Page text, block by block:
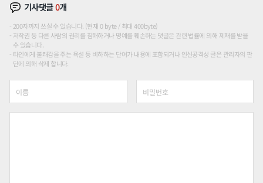
기사댓글0개
200자까지 쓰실 수 있습니다. (현재 0 byte / 최대 400byte)
저작권 등 다른 사람의 권리를 침해하거나 명예를 훼손하는 댓글은 관련 법률에 의해 제재를 받을
수 있습니다.
타인에게 불쾌감을 주는 욕설 등 비하하는 단어가 내용에 포함되거나 인신공격성 글은 관리자의 판
단에 의해 삭제 합니다.